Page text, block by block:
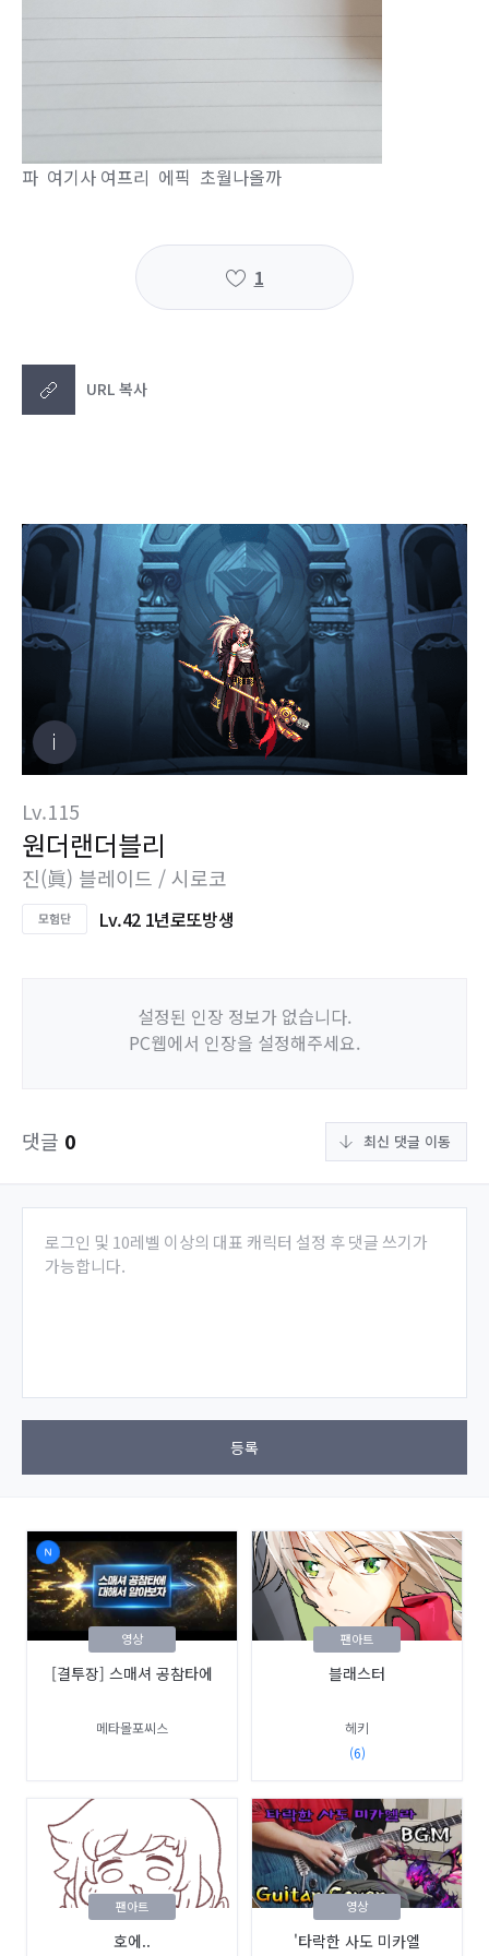
파 여기사 여프리 에픽 초월나올까
1
URL 복사
Lv.115
원더랜더블리
진(眞) 블레이드 / 시로코
Lv.42 1년로또방생
설정된 인장 정보가 없습니다.
PC웹에서 인장을 설정해주세요.
댓글 0 최신 댓글 이동
로그인 및 10레벨 이상의 대표 캐릭터 설정 후 댓글 쓰기가
가능합니다.
등록
[결투장] 스매셔 공참타에
메타몰포씨스
영상
블래스터
헤키
(6)
팬아트
호에..
팬아트
'타락한 사도 미카엘
영상